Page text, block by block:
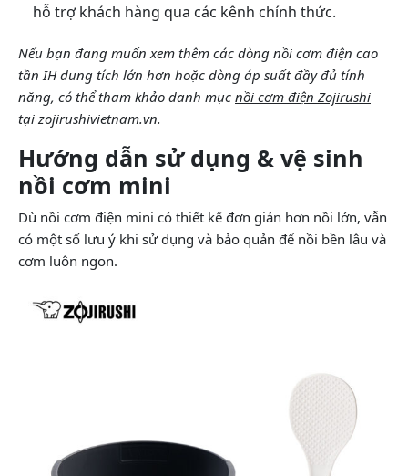
hỗ trợ khách hàng qua các kênh chính thức.
Nếu bạn đang muốn xem thêm các dòng nồi cơm điện cao
tần IH dung tích lớn hơn hoặc dòng áp suất đầy đủ tính
năng, có thể tham khảo danh mục nồi cơm điện Zojirushi
tại zojirushivietnam.vn.
Hướng dẫn sử dụng & vệ sinh
nồi cơm mini
Dù nồi cơm điện mini có thiết kế đơn giản hơn nồi lớn, vẫn
có một số lưu ý khi sử dụng và bảo quản để nồi bền lâu và
cơm luôn ngon.